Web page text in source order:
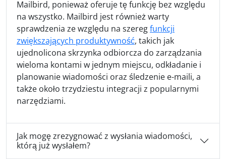
Mailbird, ponieważ oferuje tę funkcję bez względu
na wszystko. Mailbird jest również warty
sprawdzenia ze względu na szeregfunkcji
zwiększających produktywność, takich jak
ujednolicona skrzynka odbiorcza do zarządzania
wieloma kontami w jednym miejscu, odkładanie i
planowanie wiadomości oraz śledzenie e-maili, a
także około trzydziestu integracji z popularnymi
narzędziami.
Jak mogę zrezygnować z wysłania wiadomości,
którą już wysłałem?